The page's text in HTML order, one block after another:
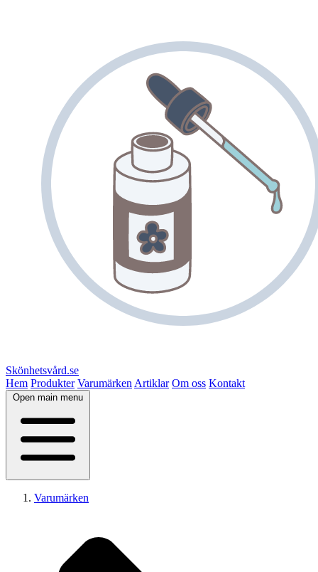
Skönhetsvård.se
Hem Produkter Varumärken Artiklar Om oss Kontakt
Open main menu
Varumärken